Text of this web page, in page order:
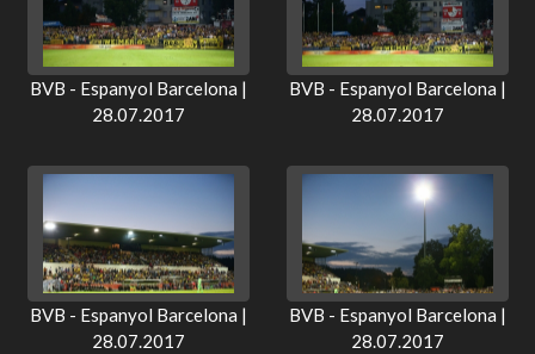
BVB - Espanyol Barcelona |
28.07.2017
BVB - Espanyol Barcelona |
28.07.2017
BVB - Espanyol Barcelona |
28.07.2017
BVB - Espanyol Barcelona |
28.07.2017